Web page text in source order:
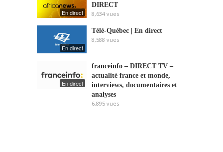
En direct
DIRECT
8,634 vues
En direct
Télé-Québec | En direct
8,588 vues
En direct
franceinfo – DIRECT TV –
actualité france et monde,
interviews, documentaires et
analyses
6,895 vues